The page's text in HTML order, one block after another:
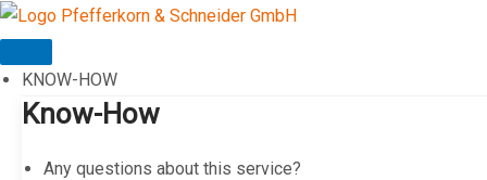
Skip
to
content
KNOW-HOW
Know-How
Any questions about this service?